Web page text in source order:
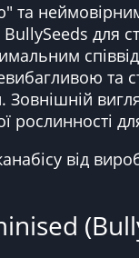
та
для
та
Зовнішній
від